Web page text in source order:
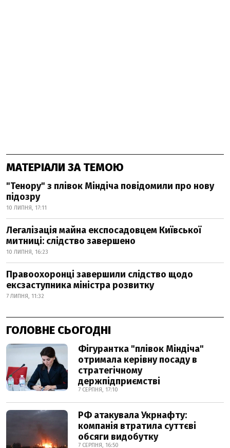
МАТЕРІАЛИ ЗА ТЕМОЮ
"Тенору" з плівок Міндіча повідомили про нову
підозру
10 ЛИПНЯ, 17:11
Легалізація майна експосадовцем Київської
митниці: слідство завершено
10 ЛИПНЯ, 16:23
Правоохоронці завершили слідство щодо
ексзаступника міністра розвитку
7 ЛИПНЯ, 11:32
ГОЛОВНЕ СЬОГОДНІ
Фігурантка "плівок Міндіча"
отримала керівну посаду в
стратегічному
держпідприємстві
7 СЕРПНЯ, 17:10
РФ атакувала Укрнафту:
компанія втратила суттєві
обсяги видобутку
7 СЕРПНЯ, 16:50